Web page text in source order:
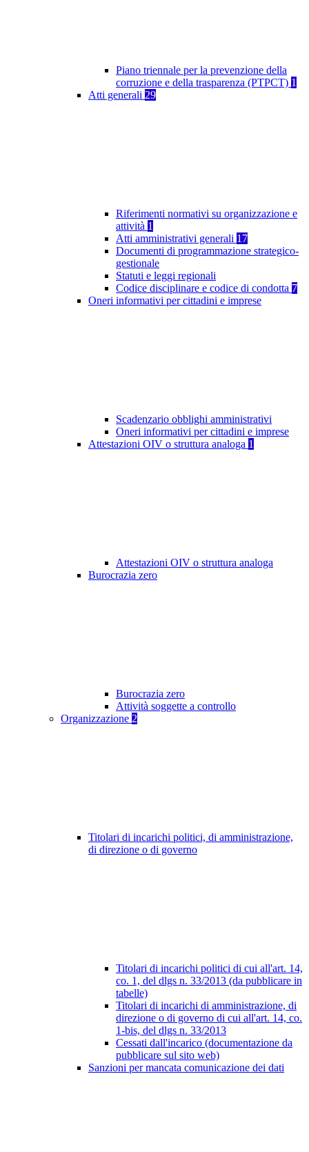
Piano triennale per la prevenzione della
corruzione e della trasparenza (PTPCT) 1
Atti generali 29
Riferimenti normativi su organizzazione e
attività 1
Atti amministrativi generali 17
Documenti di programmazione strategico-
gestionale
Statuti e leggi regionali
Codice disciplinare e codice di condotta 7
Oneri informativi per cittadini e imprese
Scadenzario obblighi amministrativi
Oneri informativi per cittadini e imprese
Attestazioni OIV o struttura analoga 1
Attestazioni OIV o struttura analoga
Burocrazia zero
Burocrazia zero
Attività soggette a controllo
Organizzazione 2
Titolari di incarichi politici, di amministrazione,
di direzione o di governo
Titolari di incarichi politici di cui all'art. 14,
co. 1, del dlgs n. 33/2013 (da pubblicare in
tabelle)
Titolari di incarichi di amministrazione, di
direzione o di governo di cui all'art. 14, co.
1-bis, del dlgs n. 33/2013
Cessati dall'incarico (documentazione da
pubblicare sul sito web)
Sanzioni per mancata comunicazione dei dati